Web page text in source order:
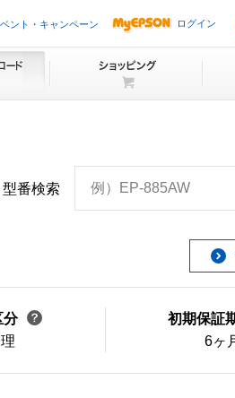
ント・キャンペーン ログイン
型番検索 例）EP-885AW
分
初期保証
6ヶ